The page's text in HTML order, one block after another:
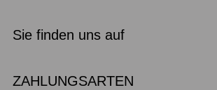
Sie finden uns auf
ZAHLUNGSARTEN